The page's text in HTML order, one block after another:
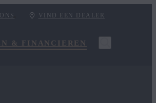
VIND EEN DEALER
& FINANCIEREN